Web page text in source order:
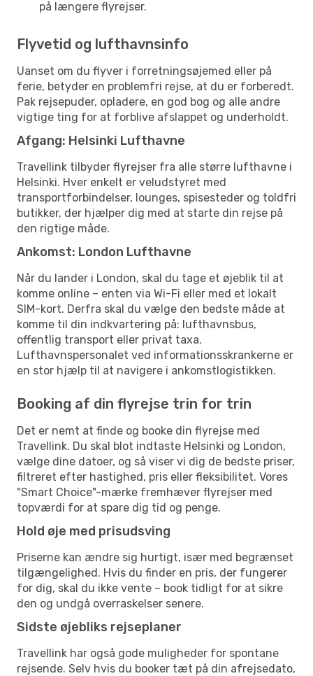
på længere flyrejser.
Flyvetid og lufthavnsinfo
Uanset om du flyver i forretningsøjemed eller på
ferie, betyder en problemfri rejse, at du er forberedt.
Pak rejsepuder, opladere, en god bog og alle andre
vigtige ting for at forblive afslappet og underholdt.
Afgang: Helsinki Lufthavne
Travellink tilbyder flyrejser fra alle større lufthavne i
Helsinki. Hver enkelt er veludstyret med
transportforbindelser, lounges, spisesteder og toldfri
butikker, der hjælper dig med at starte din rejse på
den rigtige måde.
Ankomst: London Lufthavne
Når du lander i London, skal du tage et øjeblik til at
komme online – enten via Wi-Fi eller med et lokalt
SIM-kort. Derfra skal du vælge den bedste måde at
komme til din indkvartering på: lufthavnsbus,
offentlig transport eller privat taxa.
Lufthavnspersonalet ved informationsskrankerne er
en stor hjælp til at navigere i ankomstlogistikken.
Booking af din flyrejse trin for trin
Det er nemt at finde og booke din flyrejse med
Travellink. Du skal blot indtaste Helsinki og London,
vælge dine datoer, og så viser vi dig de bedste priser,
filtreret efter hastighed, pris eller fleksibilitet. Vores
"Smart Choice"-mærke fremhæver flyrejser med
topværdi for at spare dig tid og penge.
Hold øje med prisudsving
Priserne kan ændre sig hurtigt, især med begrænset
tilgængelighed. Hvis du finder en pris, der fungerer
for dig, skal du ikke vente – book tidligt for at sikre
den og undgå overraskelser senere.
Sidste øjebliks rejseplaner
Travellink har også gode muligheder for spontane
rejsende. Selv hvis du booker tæt på din afrejsedato,